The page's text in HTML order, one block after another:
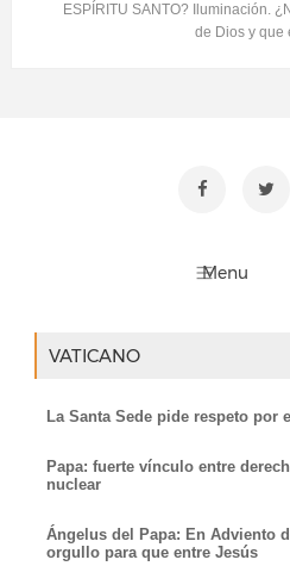
ESPÍRITU SANTO? Iluminación.
de Dios y que
VATICANO
La Santa Sede pide respeto por
Papa: fuerte vínculo entre
nuclear
Ángelus del Papa: En Adviento
orgullo para que entre Jesús